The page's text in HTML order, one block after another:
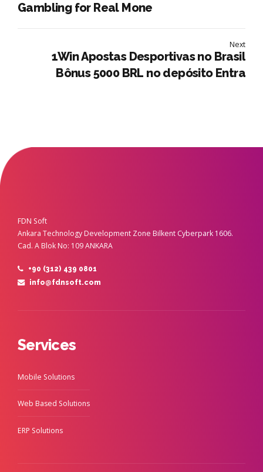
Gambling for Real Mone
Next
1Win Apostas Desportivas no Brasil
Bônus 5000 BRL no depósito Entra
FDN Soft
Ankara Technology Development Zone Bilkent Cyberpark 1606.
Cad. A Blok No: 109 ANKARA
+90 (312) 439 0801
info@fdnsoft.com
Services
Mobile Solutions
Web Based Solutions
ERP Solutions